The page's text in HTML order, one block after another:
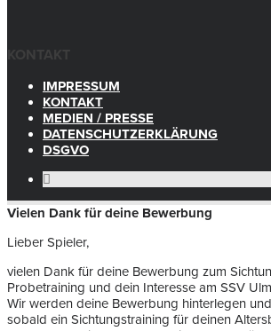
KONTAKT
IMPRESSUM
KONTAKT
MEDIEN / PRESSE
DATENSCHUTZERKLÄRUNG
DSGVO
Vielen Dank für deine Bewerbung
Lieber Spieler,
vielen Dank für deine Bewerbung zum
Probetraining und dein Interesse am SSV
Wir werden deine Bewerbung hinterlegen
sobald ein Sichtungstraining für deinen